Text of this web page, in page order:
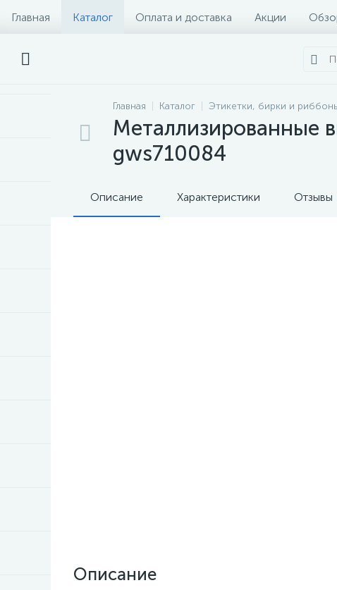
Главная Каталог Оплата и доставка Акции
Главная Каталог Этикетки, бирки и
Металлизированные
gws710084
Описание Характеристики Отзывы
Описание